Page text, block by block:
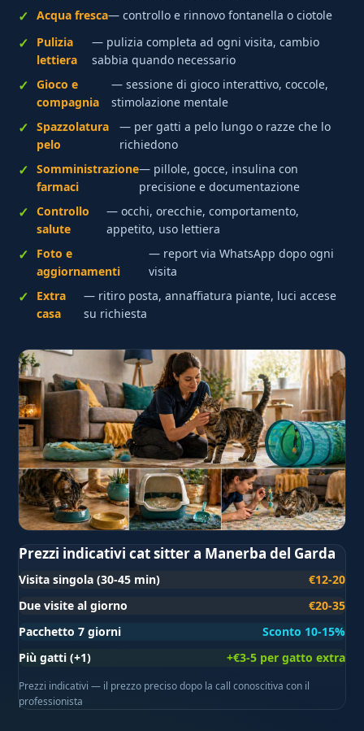
Acqua fresca— controllo e rinnovo fontanella o ciotole
Pulizia
lettiera
— pulizia completa ad ogni visita, cambio
sabbia quando necessario
Gioco e
compagnia
— sessione di gioco interattivo, coccole,
stimolazione mentale
Spazzolatura
pelo
— per gatti a pelo lungo o razze che lo
richiedono
Somministrazione
farmaci
— pillole, gocce, insulina con
precisione e documentazione
Controllo
salute
— occhi, orecchie, comportamento,
appetito, uso lettiera
Foto e
aggiornamenti
— report via WhatsApp dopo ogni
visita
Extra
casa
— ritiro posta, annaffiatura piante, luci accese
su richiesta
Prezzi indicativi cat sitter a Manerba del Garda
Visita singola (30-45 min)
€12-20
Due visite al giorno
€20-35
Pacchetto 7 giorni
Sconto 10-15%
Più gatti (+1)
+€3-5 per gatto extra
Prezzi indicativi — il prezzo preciso dopo la call conoscitiva con il
professionista